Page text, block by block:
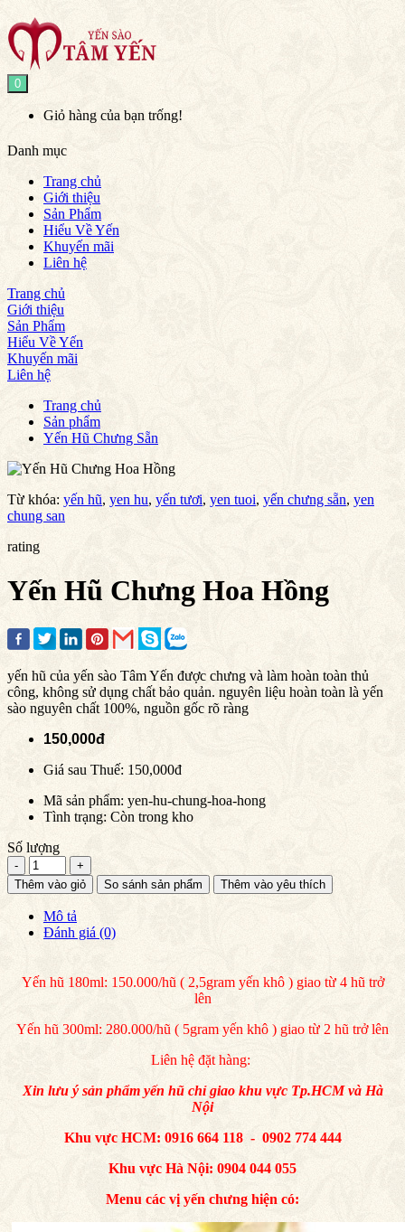
0
Giỏ hàng của bạn trống!
Danh mục
Trang chủ
Giới thiệu
Sản Phẩm
Hiểu Về Yến
Khuyến mãi
Liên hệ
Trang chủ
Giới thiệu
Sản Phẩm
Hiểu Về Yến
Khuyến mãi
Liên hệ
Trang chủ
Sản phẩm
Yến Hũ Chưng Sẵn
Từ khóa: yến hũ, yen hu, yến tươi, yen tuoi, yến chưng sẵn, yen
chung san
rating
Yến Hũ Chưng Hoa Hồng
yến hũ của yến sào Tâm Yến được chưng và làm hoàn toàn thủ
công, không sử dụng chất bảo quản. nguyên liệu hoàn toàn là yến
sào nguyên chất 100%, nguồn gốc rõ ràng
150,000đ
Giá sau Thuế: 150,000đ
Mã sản phẩm: yen-hu-chung-hoa-hong
Tình trạng: Còn trong kho
Số lượng
Thêm vào giỏ So sánh sản phẩm Thêm vào yêu thích
Mô tả
Đánh giá (0)
Yến hũ 180ml: 150.000/hũ ( 2,5gram yến khô ) giao từ 4 hũ trở
lên
Yến hũ 300ml: 280.000/hũ ( 5gram yến khô ) giao từ 2 hũ trở lên
Liên hệ đặt hàng:
Xin lưu ý sản phẩm yến hũ chỉ giao khu vực Tp.HCM và Hà
Nội
Khu vực HCM: 0916 664 118 - 0902 774 444
Khu vực Hà Nội: 0904 044 055
Menu các vị yến chưng hiện có: